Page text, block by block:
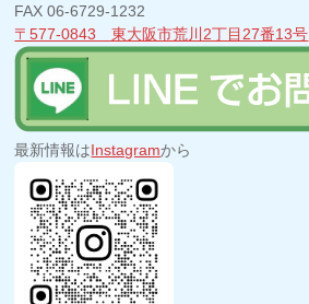
FAX 06-6729-1232
〒577-0843 東大阪市荒川2丁目27番13号
最新情報はInstagramから